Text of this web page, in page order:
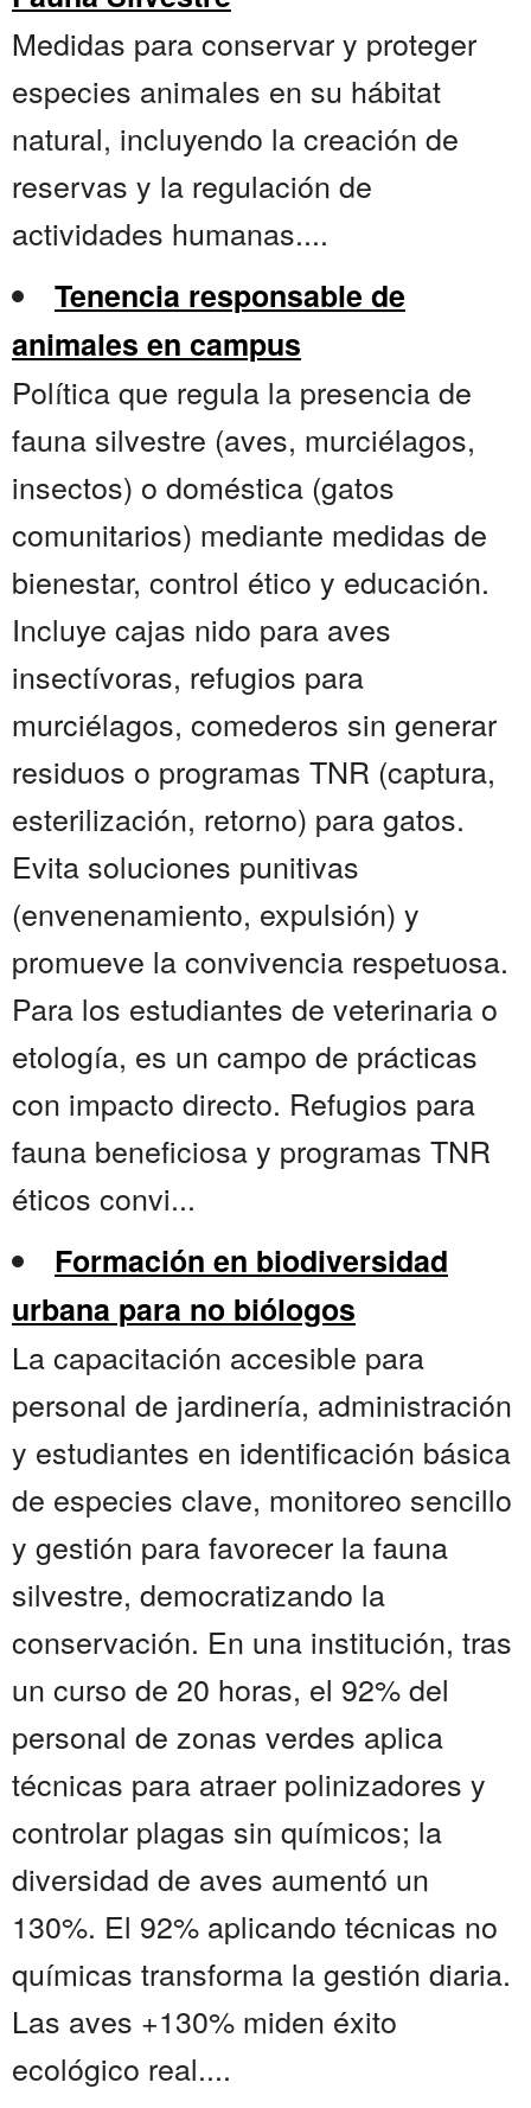
Medidas para conservar y proteger
especies animales en su hábitat
natural, incluyendo la creación de
reservas y la regulación de
actividades humanas....
Tenencia responsable de
animales en campus
Política que regula la presencia de
fauna silvestre (aves, murciélagos,
insectos) o doméstica (gatos
comunitarios) mediante medidas de
bienestar, control ético y educación.
Incluye cajas nido para aves
insectívoras, refugios para
murciélagos, comederos sin generar
residuos o programas TNR (captura,
esterilización, retorno) para gatos.
Evita soluciones punitivas
(envenenamiento, expulsión) y
promueve la convivencia respetuosa.
Para los estudiantes de veterinaria o
etología, es un campo de prácticas
con impacto directo. Refugios para
fauna beneficiosa y programas TNR
éticos convi...
Formación en biodiversidad
urbana para no biólogos
La capacitación accesible para
personal de jardinería, administración
y estudiantes en identificación básica
de especies clave, monitoreo sencillo
y gestión para favorecer la fauna
silvestre, democratizando la
conservación. En una institución, tras
un curso de 20 horas, el 92% del
personal de zonas verdes aplica
técnicas para atraer polinizadores y
controlar plagas sin químicos; la
diversidad de aves aumentó un
130%. El 92% aplicando técnicas no
químicas transforma la gestión diaria.
Las aves +130% miden éxito
ecológico real....